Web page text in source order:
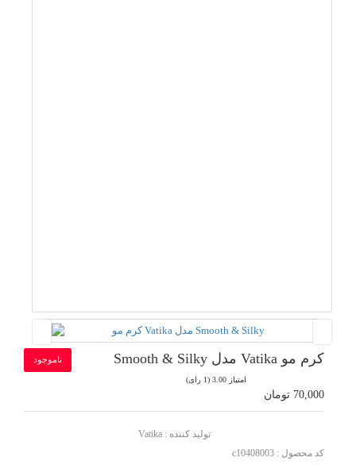
کرم مو Vatika مدل Smooth & Silky ناموجود
امتیاز 3.00 (1 رای)
70,000 تومان
تولید کننده : Vatika
کد محصول : c10408003